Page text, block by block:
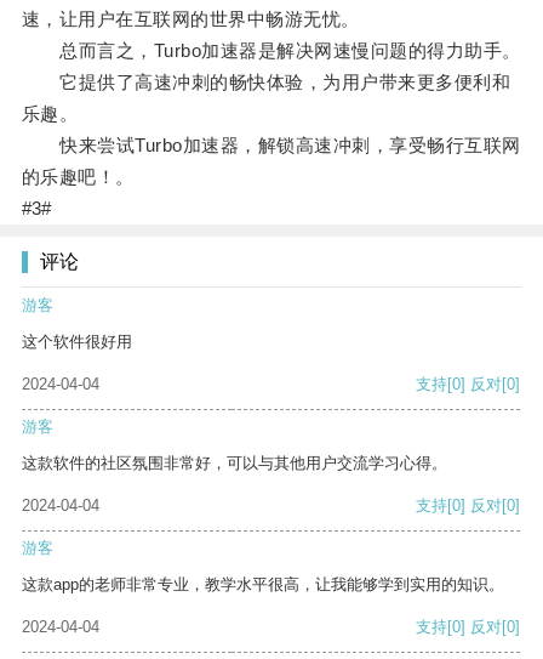
速，让用户在互联网的世界中畅游无忧。
总而言之，Turbo加速器是解决网速慢问题的得力助手。
它提供了高速冲刺的畅快体验，为用户带来更多便利和
乐趣。
快来尝试Turbo加速器，解锁高速冲刺，享受畅行互联网
的乐趣吧！。
#3#
评论
游客
这个软件很好用
2024-04-04 支持[0] 反对[0]
游客
这款软件的社区氛围非常好，可以与其他用户交流学习心得。
2024-04-04 支持[0] 反对[0]
游客
这款app的老师非常专业，教学水平很高，让我能够学到实用的知识。
2024-04-04 支持[0] 反对[0]